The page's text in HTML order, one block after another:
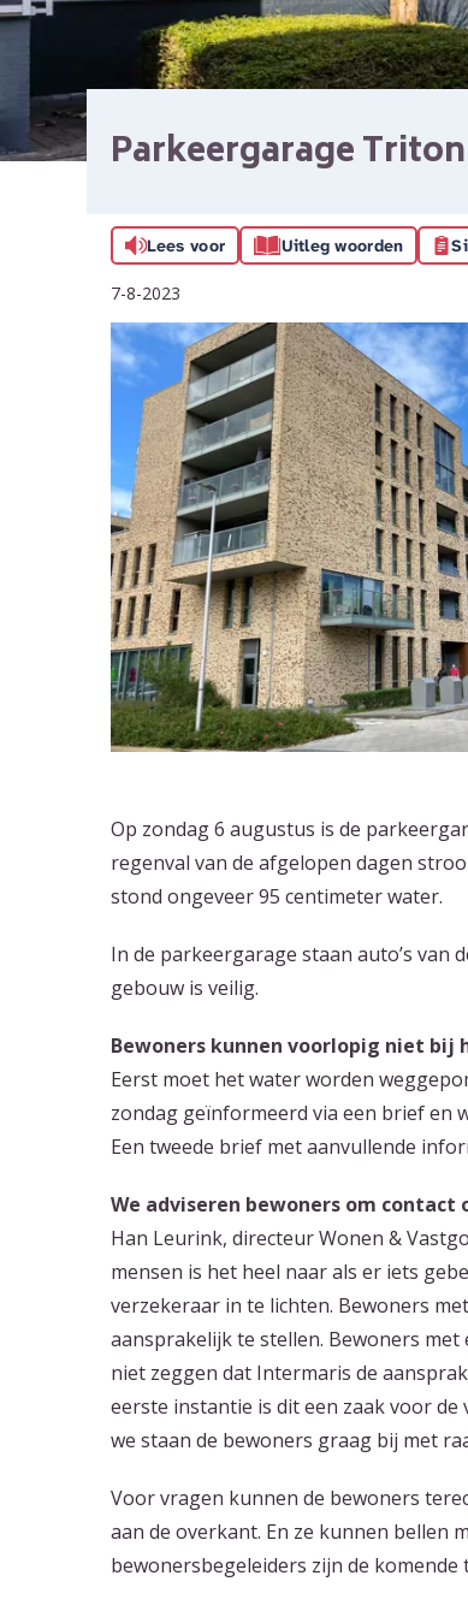
Parkeergarage
Lees voor Uitleg woorden
7-8-2023
Op zondag 6 augustus is de
regenval van de afgelopen dagen
stond ongeveer 95 centimeter water.
In de parkeergarage staan auto’s van
gebouw is veilig.
Bewoners kunnen voorlopig niet bij
Eerst moet het water worden
zondag geïnformeerd via een brief en
Een tweede brief met aanvullende
We adviseren bewoners om
Han Leurink, directeur Wonen &
mensen is het heel naar als er iets
verzekeraar in te lichten. Bewoners
aansprakelijk te stellen. Bewoners met
niet zeggen dat Intermaris de
eerste instantie is dit een zaak voor
we staan de bewoners graag bij met
Voor vragen kunnen de bewoners
aan de overkant. En ze kunnen bellen
bewonersbegeleiders zijn de